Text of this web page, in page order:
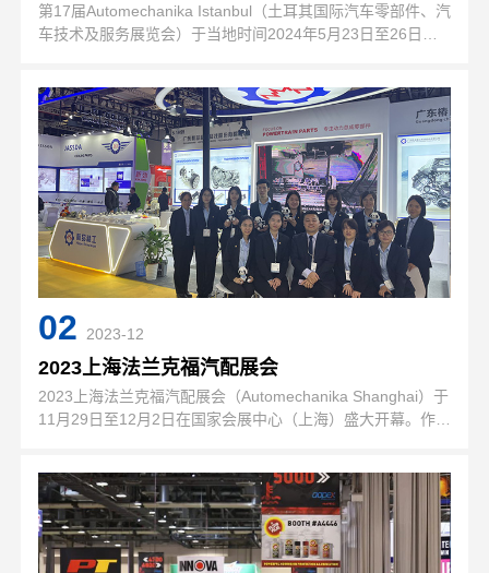
第17届Automechanika Istanbul（土耳其国际汽车零部件、汽
车技术及服务展览会）于当地时间2024年5月23日至26日在
02 2023-12
2023上海法兰克福汽配展会
2023上海法兰克福汽配展会（Automechanika Shanghai）于
11月29日至12月2日在国家会展中心（上海）盛大开幕。作为